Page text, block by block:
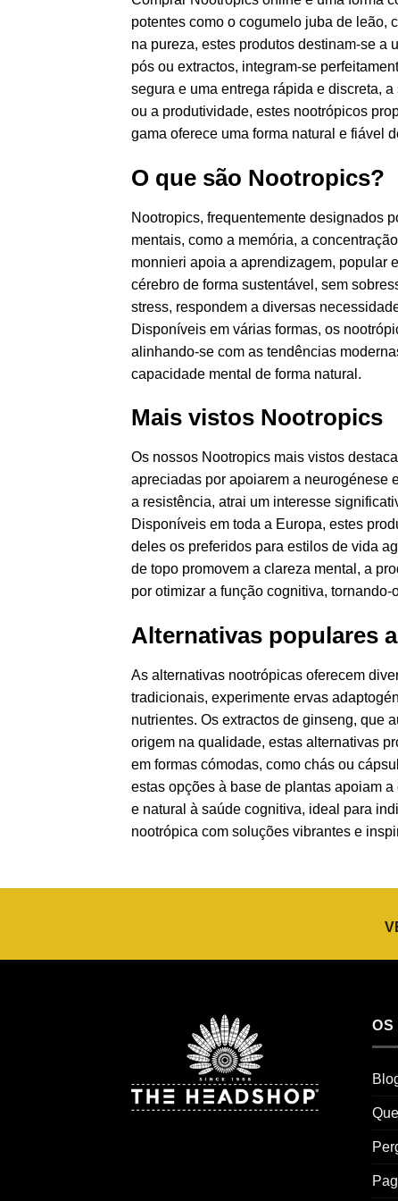
potentes como o cogumelo juba de leão,
na pureza, estes produtos destinam-se a
pós ou extractos, integram-se
segura e uma entrega rápida e discreta,
ou a produtividade, estes nootrópicos
gama oferece uma forma natural e fiável
O que são Nootropics?
Nootropics, frequentemente designados
mentais, como a memória, a
monnieri apoia a aprendizagem, popular
cérebro de forma sustentável, sem
stress, respondem a diversas
Disponíveis em várias formas, os
alinhando-se com as tendências
capacidade mental de forma natural.
Mais vistos Nootropics
Os nossos Nootropics mais vistos
apreciadas por apoiarem a neurogénese
a resistência, atrai um interesse
Disponíveis em toda a Europa, estes
deles os preferidos para estilos de vida
de topo promovem a clareza mental, a
por otimizar a função cognitiva,
Alternativas populares
As alternativas nootrópicas oferecem
tradicionais, experimente ervas
nutrientes. Os extractos de ginseng, que
origem na qualidade, estas alternativas
em formas cómodas, como chás ou
estas opções à base de plantas apoiam
e natural à saúde cognitiva, ideal para
nootrópica com soluções vibrantes e
OS